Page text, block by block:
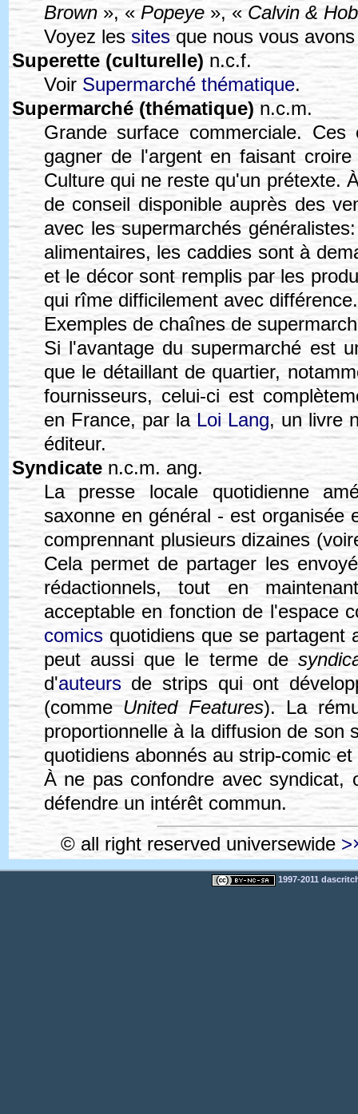
Brown », «Popeye », «Calvin &
Voyez lessitesque nous vous
Superette (culturelle) n.c.f.
Voir Supermarché thématique.
Supermarché (thématique)n.c.m.
Grande surface commerciale.
gagner de l'argent en faisant
Culture qui ne reste qu'un prétexte.
de conseil disponible auprès des
avec les supermarchés
alimentaires, les caddies sont à
et le décor sont remplis par les
qui rîme difficilement avec différence.
Exemples de chaînes de
Si l'avantage du supermarché est
que le détaillant de quartier,
fournisseurs, celui-ci est
en France, par la Loi Lang, un livre
éditeur.
Syndicaten.c.m. ang.
La presse locale quotidienne
saxonne en général - est organisée
comprennant plusieurs dizaines
Cela permet de partager les
rédactionnels, tout en
acceptable en fonction de l'espace
comicsquotidiens que se partagent
peut aussi que le terme de
d'auteursde strips qui ont
(commeUnited Features). La
proportionnelle à la diffusion de son
quotidiens abonnés au strip-comic
À ne pas confondre avec syndicat,
défendre un intérêt commun.
© all right reserved universewide
1997-2011